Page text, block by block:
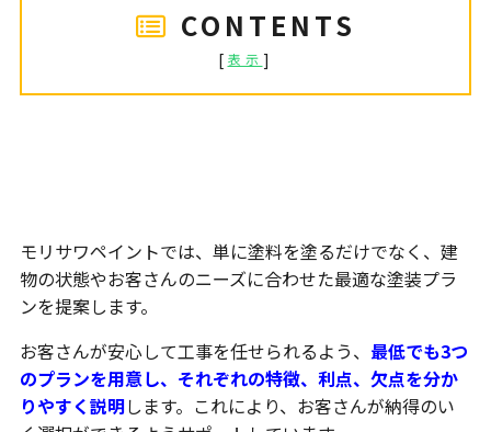
CONTENTS
[ 表示 ]
モリサワペイントでは、単に塗料を塗るだけでなく、建
物の状態やお客さんのニーズに合わせた最適な塗装プラ
ンを提案します。
お客さんが安心して工事を任せられるよう、 最低でも3つ
のプランを用意し、それぞれの特徴、利点、欠点を分か
りやすく説明します。これにより、お客さんが納得のい